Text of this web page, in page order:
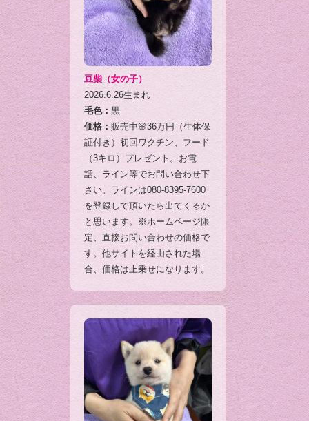
豆柴（女の子）
2026.6.26生まれ
毛色： 黒
価格： 販売中🌸36万円（生体保
証付き）初回ワクチン、フード
（3キロ）プレゼント。お電
話、ライン等でお問い合わせ下
さい。ラインは080-8395-7600
を登録して頂いたら出てくるか
と思います。※ホームページ限
定、直接お問い合わせの価格で
す。他サイトを経由された場
合、価格は上乗せになります。